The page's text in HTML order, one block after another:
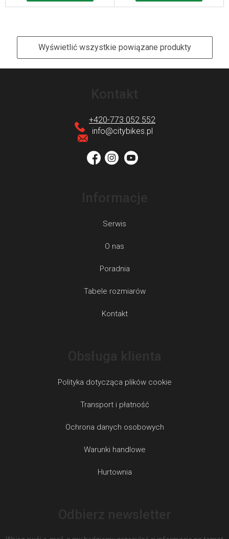
Wyświetlić wszystkie powiązane produkty
info@citybikes.pl
+420-773 052 552
Serwis
O nas
Poradnia
Tabele rozmiarów
Kontakt
Polityka dotycząca plików cookie
Transport i płatność
Ochrona danych osobowych
Warunki handlowe
Hurtownia